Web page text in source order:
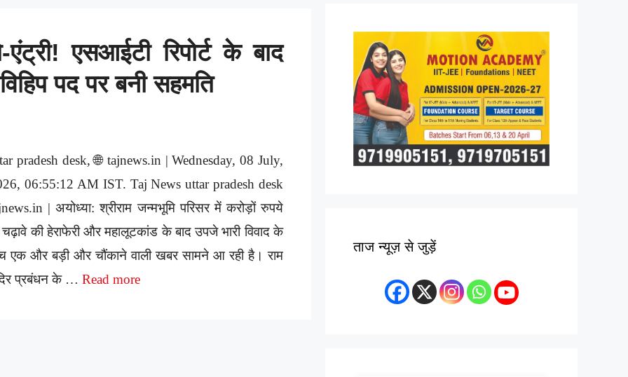
एसआईटी रिपोर्ट के बाद
पद पर बनी सहमति
pradesh desk, 🌐 tajnews.in | Wednesday, 08 July,
06:55:12 AM IST. Taj News uttar pradesh desk
| अयोध्या: श्रीराम जन्मभूमि परिसर में करोड़ों रुपये
की हेराफेरी और महालूटकांड के बाद उपजे भारी विवाद के
एक और बड़ी और चौंकाने वाली खबर सामने आ रही है। राम
प्रबंधन के … Read more
ताज न्यूज़ से जुड़ें